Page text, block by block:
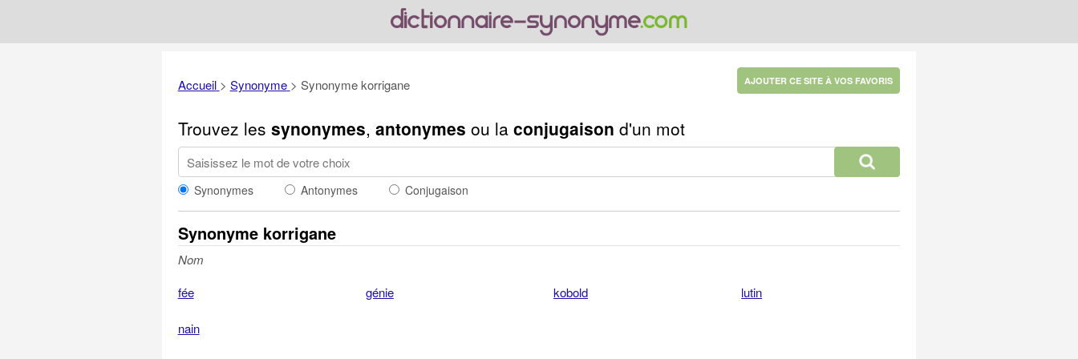
Accueil > Synonyme > Synonyme korrigane AJOUTER CE SITE À VOS FAVORIS
Trouvez les synonymes, antonymes ou la conjugaison d'un mot
Synonymes Antonymes Conjugaison
Synonyme korrigane
Nom
fée
génie kobold lutin
nain